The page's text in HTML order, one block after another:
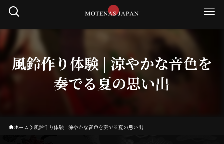
風鈴作り体験 | 涼やかな音色を
奏でる夏の思い出
ホーム 風鈴作り体験 | 涼やかな音色を奏でる夏の思い出